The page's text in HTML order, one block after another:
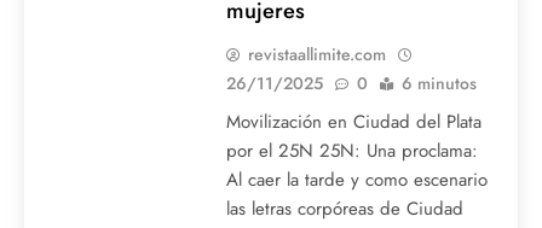
mujeres
revistaallimite.com
26/11/2025
0 6 minutos
Movilización en Ciudad del Plata
por el 25N 25N: Una proclama:
Al caer la tarde y como escenario
las letras corpóreas de Ciudad